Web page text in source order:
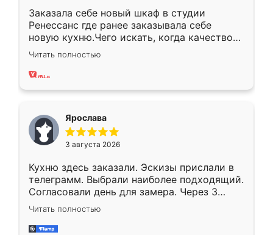
Заказала себе новый шкаф в студии
Ренессанс где ранее заказывала себе
новую кухню.Чего искать, когда качеством
вполне довольна. Служит кухня уже почти
два года, нареканий нет.
Читать полностью
Ярослава
3 августа 2026
Кухню здесь заказали. Эскизы прислали в
телеграмм. Выбрали наиболее подходящий.
Согласовали день для замера. Через 3
недели кухня была уже готова. Остались
довольны работой. Спасибо Ренессанс
мебель за качественную работу!
Читать полностью